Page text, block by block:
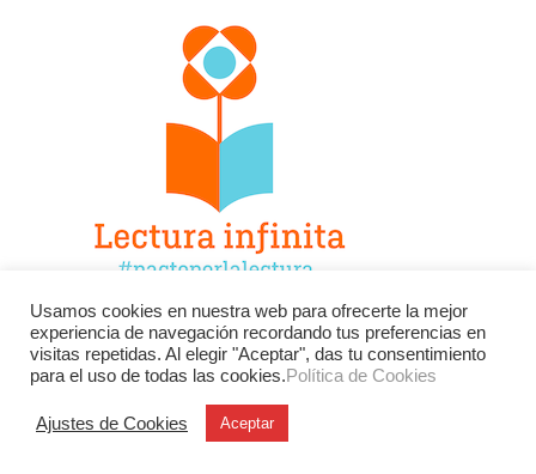
Facebook Twitter
Instagram
YouTube
LinkedIn Contacto
Usamos cookies en nuestra web para ofrecerte la mejor
experiencia de navegación recordando tus preferencias en
visitas repetidas. Al elegir "Aceptar", das tu consentimiento
para el uso de todas las cookies.Política de Cookies
Ajustes de Cookies Aceptar